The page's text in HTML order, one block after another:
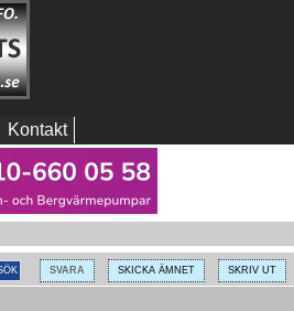
Kontakt
SVARA SKICKA ÄMNET SKRIV UT